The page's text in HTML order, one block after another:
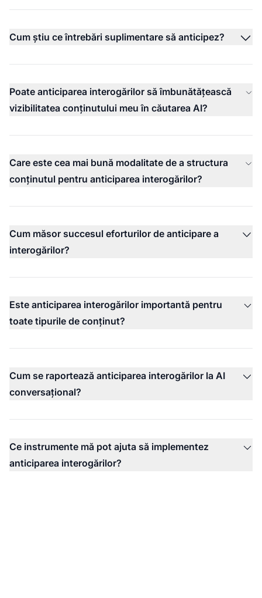
Cum știu ce întrebări suplimentare să anticipez?
Poate anticiparea interogărilor să îmbunătățească
vizibilitatea conținutului meu în căutarea AI?
Care este cea mai bună modalitate de a structura
conținutul pentru anticiparea interogărilor?
Cum măsor succesul eforturilor de anticipare a
interogărilor?
Este anticiparea interogărilor importantă pentru
toate tipurile de conținut?
Cum se raportează anticiparea interogărilor la AI
conversațional?
Ce instrumente mă pot ajuta să implementez
anticiparea interogărilor?